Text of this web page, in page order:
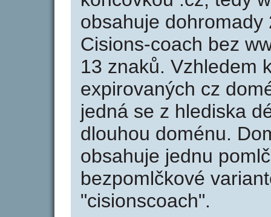
obsahuje
Cisions-coach bez
13 znaků. Vzhledem
expirovaných cz
jedná se z hlediska
dlouhou doménu.
obsahuje jednu
bezpomlčkové
"cisionscoach".